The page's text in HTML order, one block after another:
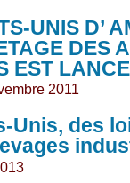
UNIS D’
DES
EST LANCE
2011
Unis, des